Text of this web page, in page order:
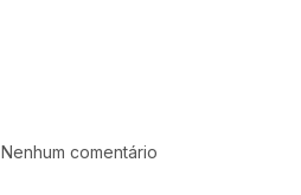
Nenhum comentário